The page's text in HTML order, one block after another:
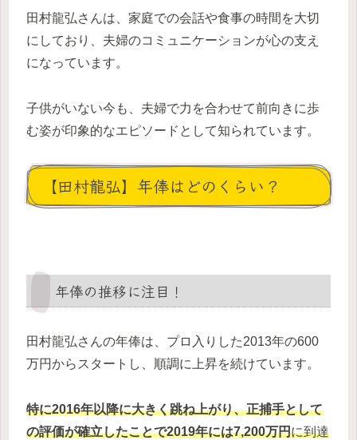
田村龍弘さんは、家庭での会話や食事の時間を大切
にしており、夫婦のコミュニケーションが心の支え
になっています。
子供がいない今も、夫婦で力を合わせて前向きに歩
む姿が印象的なエピソードとして知られています。
【田村龍弘】年俸はどのくらい？
年俸の推移に注目！
田村龍弘さんの年俸は、プロ入りした2013年の600
万円からスタートし、順調に上昇を続けています。
特に2016年以降に大きく跳ね上がり、正捕手として
の評価が確立したことで2019年には7,200万円に到達